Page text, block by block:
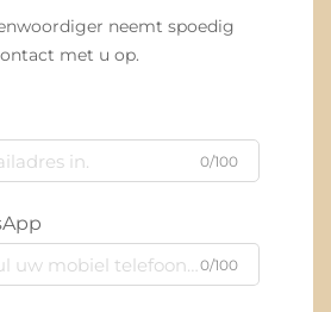
neemt spoedig
met u op.
0/100
0/100